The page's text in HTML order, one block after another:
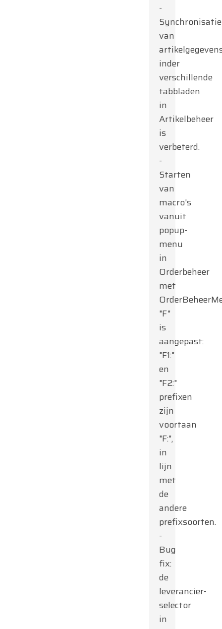
-
Synchronisatie
van
inder
verschillende
tabbladen
in
Artikelbeheer
is
verbeterd.
-
Starten
van
macro's
vanuit
popup-
menu
in
Orderbeheer
met
"F"
is
aangepast:
"F1:"
en
"F2:"
prefixen
zijn
voortaan
"F:",
in
lijn
met
de
andere
prefixsoorten.
-
Bug
fix:
de
leverancier-
selector
in